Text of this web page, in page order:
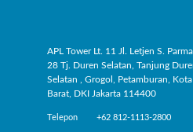
APL Tower Lt. 11 Jl. Letjen S.
28 Tj. Duren Selatan, Tanjung
Selatan , Grogol, Petamburan,
Barat, DKI Jakarta 114400
Telepon +62 812-1113-2800